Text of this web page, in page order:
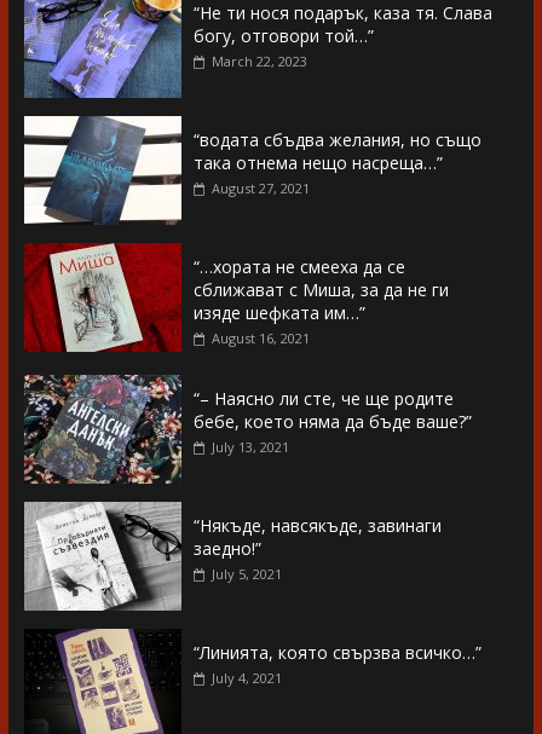
“Не ти нося подарък, каза тя. Слава
богу, отговори той…”
March 22, 2023
“водата сбъдва желания, но също
така отнема нещо насреща…”
August 27, 2021
“…хората не смееха да се
сближават с Миша, за да не ги
изяде шефката им…”
August 16, 2021
“– Наясно ли сте, че ще родите
бебе, което няма да бъде ваше?”
July 13, 2021
“Някъде, навсякъде, завинаги
заедно!”
July 5, 2021
“Линията, която свързва всичко…”
July 4, 2021